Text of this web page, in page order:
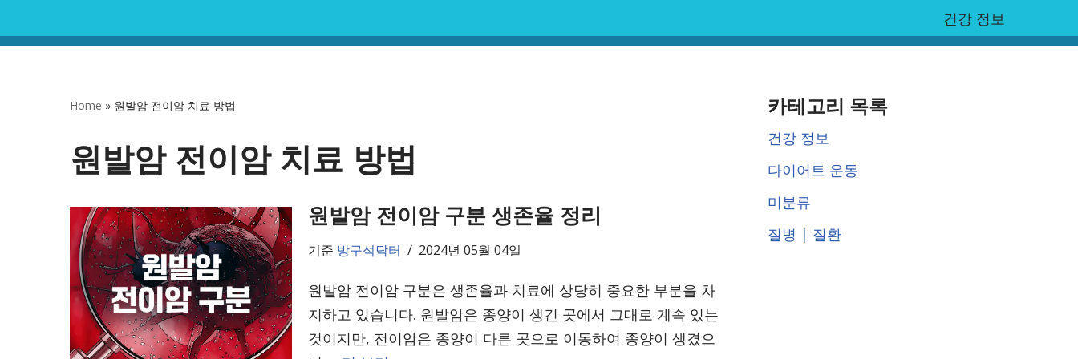
콘
건강 정보
Home » 원발암 전이암 치료 방법
원발암 전이암 치료 방법
원발암 전이암 구분 생존율 정리
기준 방구석닥터 2024년 05월 04일
원발암 전이암 구분은 생존율과 치료에 상당히 중요한 부분을 차
지하고 있습니다. 원발암은 종양이 생긴 곳에서 그대로 계속 있는
것이지만, 전이암은 종양이 다른 곳으로 이동하여 종양이 생겼으
카테고리 목록
건강 정보
다이어트 운동
미분류
질병 | 질환